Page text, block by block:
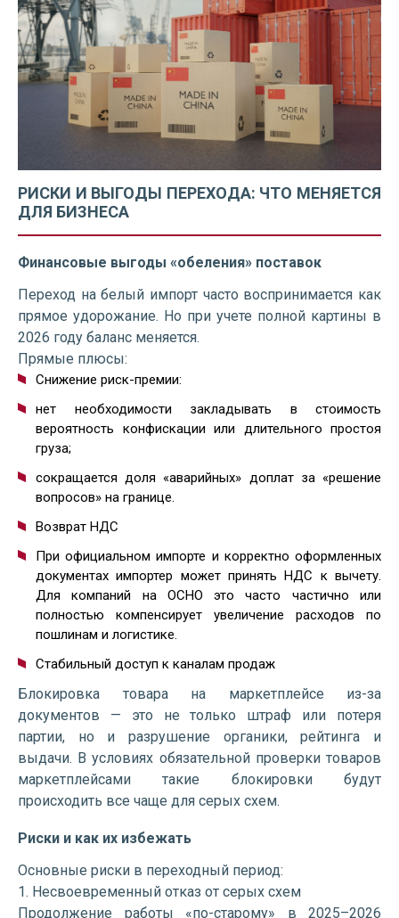
РИСКИ И ВЫГОДЫ ПЕРЕХОДА: ЧТО МЕНЯЕТСЯ
ДЛЯ БИЗНЕСА
Финансовые выгоды «обеления» поставок
Переход на белый импорт часто воспринимается как
прямое удорожание. Но при учете полной картины в
2026 году баланс меняется.
Прямые плюсы:
Снижение риск-премии:
нет необходимости закладывать в стоимость
вероятность конфискации или длительного простоя
груза;
сокращается доля «аварийных» доплат за «решение
вопросов» на границе.
Возврат НДС
При официальном импорте и корректно оформленных
документах импортер может принять НДС к вычету.
Для компаний на ОСНО это часто частично или
полностью компенсирует увеличение расходов по
пошлинам и логистике.
Стабильный доступ к каналам продаж
Блокировка товара на маркетплейсе из-за
документов — это не только штраф или потеря
партии, но и разрушение органики, рейтинга и
выдачи. В условиях обязательной проверки товаров
маркетплейсами такие блокировки будут
происходить все чаще для серых схем.
Риски и как их избежать
Основные риски в переходный период:
1. Несвоевременный отказ от серых схем
Продолжение работы «по-старому» в 2025–2026